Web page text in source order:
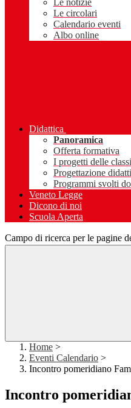
Le notizie
Le circolari
Calendario eventi
Albo online
Didattica
Panoramica
Offerta formativa
I progetti delle classi
Progettazione
Programmi svolti
Veneto Legge
Dicono di noi
Scuola Aperta
Campo di ricerca per le pagine
Home >
Eventi Calendario >
Incontro pomeridiano
Incontro